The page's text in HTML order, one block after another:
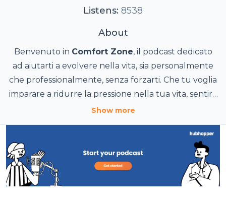
Listens: 8538
About
Benvenuto in Comfort Zone, il podcast dedicato
ad aiutarti a evolvere nella vita, sia personalmente
che professionalmente, senza forzarti. Che tu voglia
imparare a ridurre la pressione nella tua vita, sentirti
a tuo agio con chiunque in qualsiasi situazione, o
perfettamente a chi sei, questo è il podcast per te.
strategia di cambiamento comoda come un cuscino.
È l'idea del Dr. Emilio Gerboni, Psicologo-
Psicoterapeuta, Formatore-Coach e autore del libro
" LA VITA INIZIA NELLA COMFORT ZONE - realizza
Show more